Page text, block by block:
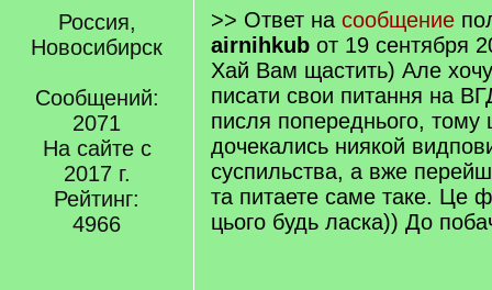
Россия,
Новосибирск
Сообщений:
2071
На сайте с
2017 г.
Рейтинг:
4966
>> Ответ на сообщение
airnihkub от 19 сентября
Хай Вам щастить) Але
писати свои питання на
писля попереднього,
дочекались ниякой
суспильства, а вже
та питаете саме таке. Це
цього будь ласка)) До